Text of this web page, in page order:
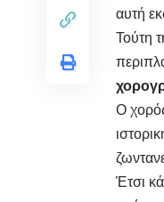
αυτή
Τούτη
Ο
Έτσι